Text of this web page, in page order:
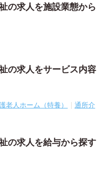
の求人を施設業態から
の求人をサービス内容
老人ホーム（特養）
通所介
の求人を給与から探す